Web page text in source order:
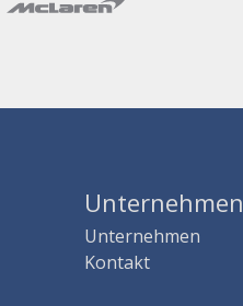
Unternehmen
Unternehmen
Kontakt